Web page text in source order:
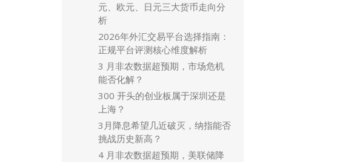
元、欧元、日元三大货币走向分
析
2026年外汇交易平台选择指南：
正规平台评测核心维度解析
3 月非农数据超预期，市场危机
能否化解？
300 开头的创业板属于深圳还是
上海？
3月降息希望几近破灭，纳指能否
挑战历史新高？
4 月非农数据超预期，美联储降